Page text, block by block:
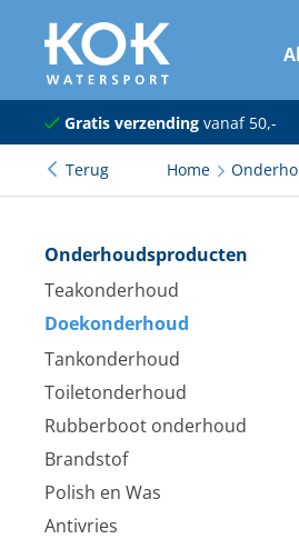
naar hoofdinhoud
Navigatie
Dekuitrusting
Onderhoud en verf
Elektra
Kleding en schoenen
Sanitair
Kajuit en kombuis
Techniek en motor
Gratis verzendingvanaf 50,-
Terug Home
Onderhoudsproducten
Teakonderhoud
Doekonderhoud
Tankonderhoud
Toiletonderhoud
Rubberboot onderhoud
Brandstof
Polish en Was
Antivries